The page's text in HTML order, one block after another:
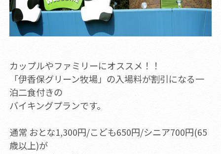
カップルやファミリーにオススメ！！
「伊香保グリーン牧場」の入場料が割引になる一
泊二食付きの
バイキングプランです。
通常 おとな1,300円/こども650円/シニア700円(65
歳以上)が